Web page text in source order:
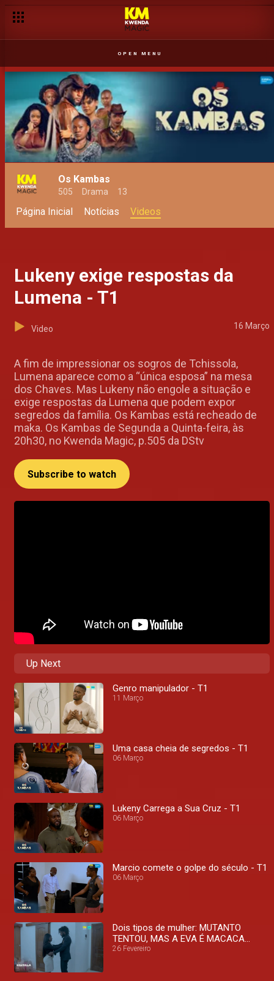
OPEN MENU
Os Kambas
505 Drama 13
Página Inicial Notícias Videos
Lukeny exige respostas da
Lumena - T1
Video 16 Março
A fim de impressionar os sogros de Tchissola,
Lumena aparece como a “única esposa” na mesa
dos Chaves. Mas Lukeny não engole a situação e
exige respostas da Lumena que podem expor
segredos da família. Os Kambas está recheado de
maka. Os Kambas de Segunda a Quinta-feira, às
20h30, no Kwenda Magic, p.505 da DStv
Subscribe to watch
Up Next
Genro manipulador - T1
11 Março
Uma casa cheia de segredos - T1
06 Março
Lukeny Carrega a Sua Cruz - T1
06 Março
Marcio comete o golpe do século - T1
06 Março
Dois tipos de mulher: MUTANTO
TENTOU, MAS A EVA É MACACA
VELHA! - T1
26 Fevereiro